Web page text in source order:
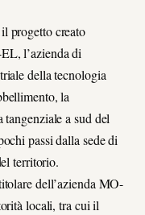
progetto creato
l’azienda di
della tecnologia
la
a sud del
passi dalla sede di
territorio.
dell’azienda MO-
locali, tra cui il